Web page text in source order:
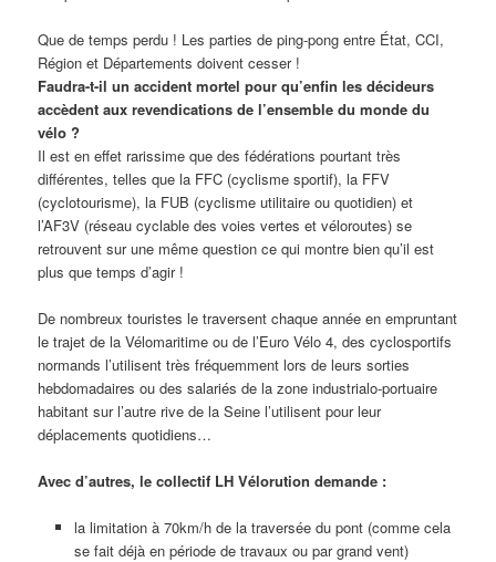
Que de temps perdu ! Les parties de ping-pong entre État, CCI,
Région et Départements doivent cesser !
Faudra-t-il un accident mortel pour qu’enfin les décideurs
accèdent aux revendications de l’ensemble du monde du
vélo ?
Il est en effet rarissime que des fédérations pourtant très
différentes, telles que la FFC (cyclisme sportif), la FFV
(cyclotourisme), la FUB (cyclisme utilitaire ou quotidien) et
l’AF3V (réseau cyclable des voies vertes et véloroutes) se
retrouvent sur une même question ce qui montre bien qu’il est
plus que temps d’agir !
De nombreux touristes le traversent chaque année en empruntant
le trajet de la Vélomaritime ou de l’Euro Vélo 4, des cyclosportifs
normands l’utilisent très fréquemment lors de leurs sorties
hebdomadaires ou des salariés de la zone industrialo-portuaire
habitant sur l’autre rive de la Seine l’utilisent pour leur
déplacements quotidiens…
Avec d’autres, le collectif LH Vélorution demande :
la limitation à 70km/h de la traversée du pont (comme cela
se fait déjà en période de travaux ou par grand vent)